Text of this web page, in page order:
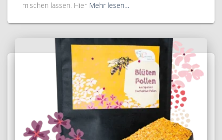
mischen lassen. Hier Mehr lesen…